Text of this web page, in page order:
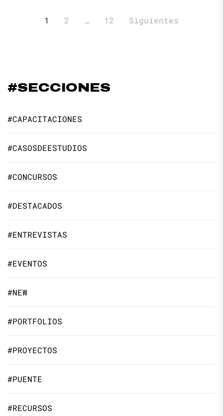
Paginación
1 2 … 12 Siguientes
#SECCIONES
#CAPACITACIONES
#CASOSDEESTUDIOS
#CONCURSOS
#DESTACADOS
#ENTREVISTAS
#EVENTOS
#NEW
#PORTFOLIOS
#PROYECTOS
#PUENTE
#RECURSOS